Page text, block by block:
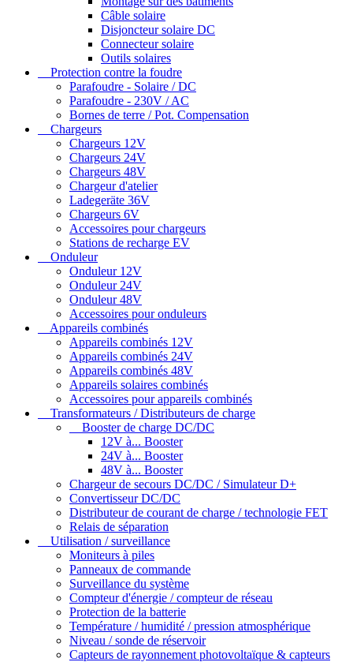
Câble solaire
Disjoncteur solaire DC
Connecteur solaire
Outils solaires
Protection contre la foudre
Parafoudre - Solaire / DC
Parafoudre - 230V / AC
Bornes de terre / Pot. Compensation
Chargeurs
Chargeurs 12V
Chargeurs 24V
Chargeurs 48V
Chargeur d'atelier
Ladegeräte 36V
Chargeurs 6V
Accessoires pour chargeurs
Stations de recharge EV
Onduleur
Onduleur 12V
Onduleur 24V
Onduleur 48V
Accessoires pour onduleurs
Appareils combinés
Appareils combinés 12V
Appareils combinés 24V
Appareils combinés 48V
Appareils solaires combinés
Accessoires pour appareils combinés
Transformateurs / Distributeurs de charge
Booster de charge DC/DC
12V à... Booster
24V à... Booster
48V à... Booster
Chargeur de secours DC/DC / Simulateur D+
Convertisseur DC/DC
Distributeur de courant de charge / technologie FET
Relais de séparation
Utilisation / surveillance
Moniteurs à piles
Panneaux de commande
Surveillance du système
Compteur d'énergie / compteur de réseau
Protection de la batterie
Température / humidité / pression atmosphérique
Niveau / sonde de réservoir
Capteurs de rayonnement photovoltaïque & capteurs